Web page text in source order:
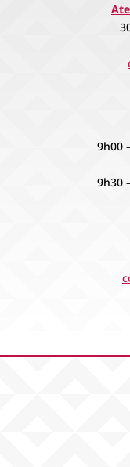
9h00
9h30